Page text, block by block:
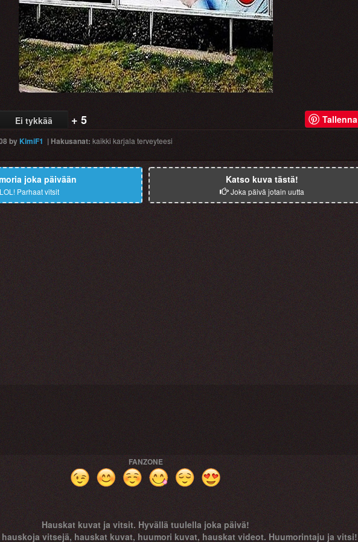
Ei tykkää + 5 Tallenna
byKimiF1 |Hakusanat: kaikki karjala terveyteesi
joka päivään
LOL! Parhaat vitsit
Katso kuva tästä!
Joka päivä jotain uutta
FANZONE
Hauskat kuvat ja vitsit. Hyvällä tuulella joka päivä!
vitsejä, hauskat kuvat, huumori kuvat, hauskat videot. Huumorintaju ja vitsi!